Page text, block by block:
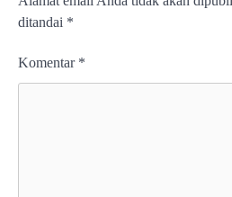
ditandai *
Komentar *